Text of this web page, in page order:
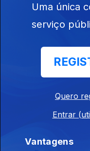
06 ago. 2026
16h00 Edição
15h00 Edição
Uma única
serviço
Quero
Entrar
Vantagens